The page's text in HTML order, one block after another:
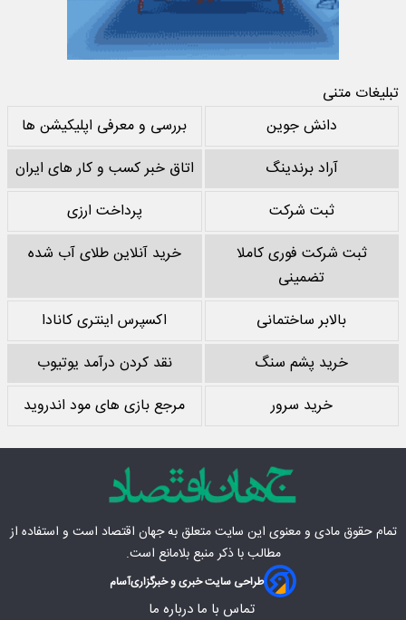
تبلیغات متنی
دانش جوین
بررسی و معرفی اپلیکیشن ها
آراد برندینگ
اتاق خبر کسب و کار های ایران
ثبت شرکت
پرداخت ارزی
ثبت شرکت فوری کاملا
تضمینی
خرید آنلاین طلای آب شده
بالابر ساختمانی
اکسپرس اینتری کانادا
خرید پشم سنگ
نقد کردن درآمد یوتیوب
خرید سرور
مرجع بازی های مود اندروید
تمام حقوق مادی‌ و معنوی این سایت متعلق بهجهان اقتصاد است و استفاده از
مطالب با ذکر منبع بلامانع است.
طراحی سایت خبری و خبرگزاریآسام
تماس با ما درباره ما